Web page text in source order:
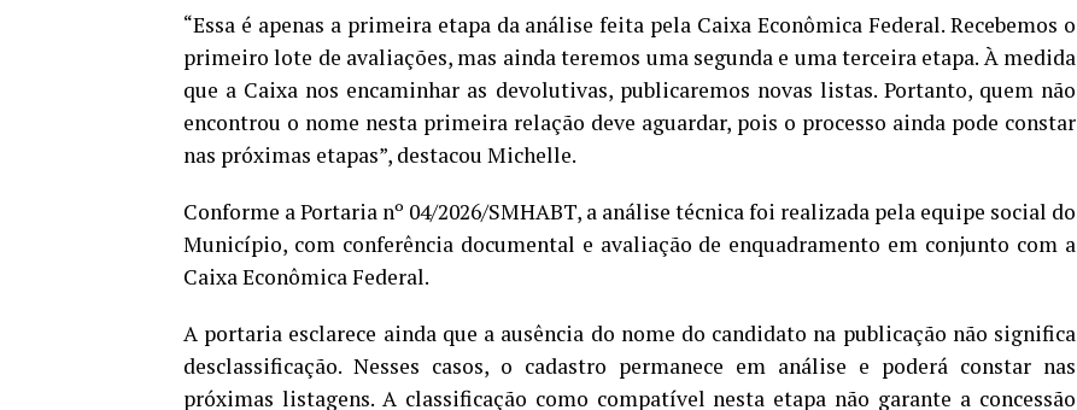
“Essa é apenas a primeira etapa da análise feita pela Caixa Econômica Federal. Recebemos o
primeiro lote de avaliações, mas ainda teremos uma segunda e uma terceira etapa. À medida
que a Caixa nos encaminhar as devolutivas, publicaremos novas listas. Portanto, quem não
encontrou o nome nesta primeira relação deve aguardar, pois o processo ainda pode constar
nas próximas etapas”, destacou Michelle.
Conforme a Portaria nº 04/2026/SMHABT, a análise técnica foi realizada pela equipe social do
Município, com conferência documental e avaliação de enquadramento em conjunto com a
Caixa Econômica Federal.
A portaria esclarece ainda que a ausência do nome do candidato na publicação não significa
desclassificação. Nesses casos, o cadastro permanece em análise e poderá constar nas
próximas listagens. A classificação como compatível nesta etapa não garante a concessão